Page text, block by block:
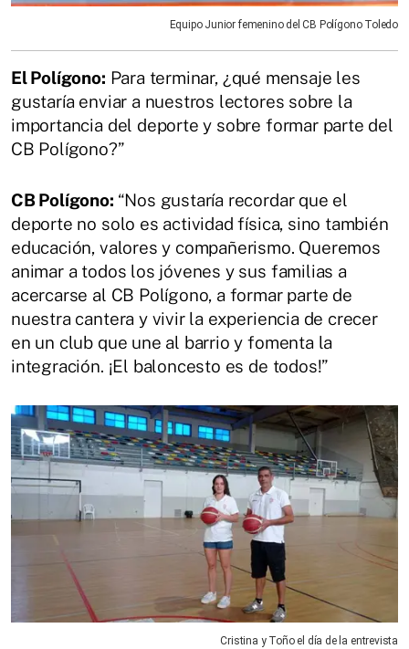
Equipo Junior femenino del CB Polígono Toledo
El Polígono: Para terminar, ¿qué mensaje les
gustaría enviar a nuestros lectores sobre la
importancia del deporte y sobre formar parte del
CB Polígono?”
CB Polígono: “Nos gustaría recordar que el
deporte no solo es actividad física, sino también
educación, valores y compañerismo. Queremos
animar a todos los jóvenes y sus familias a
acercarse al CB Polígono, a formar parte de
nuestra cantera y vivir la experiencia de crecer
en un club que une al barrio y fomenta la
integración. ¡El baloncesto es de todos!”
Cristina y Toño el día de la entrevista